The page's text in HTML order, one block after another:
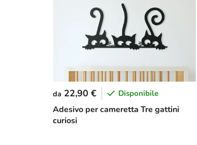
Adesivo per cameretta Tre gattini
curiosi
da 22,90 € Disponibile